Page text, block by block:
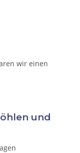
wir einen
und